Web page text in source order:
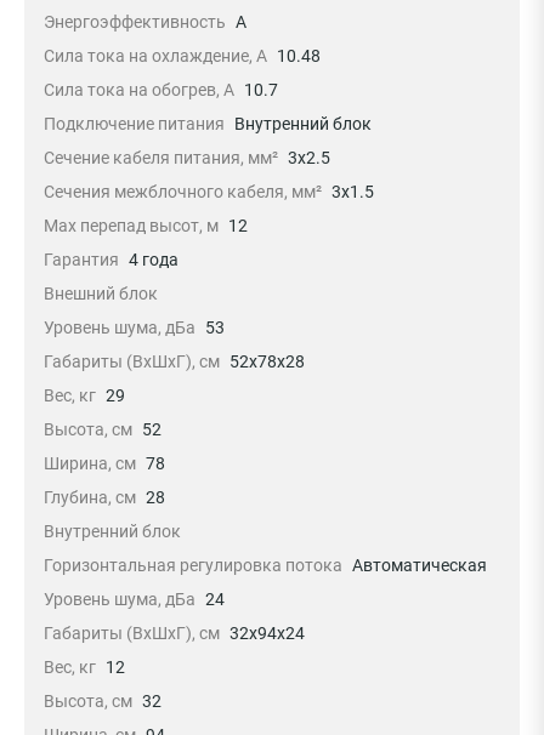
Энергоэффективность A
Сила тока на охлаждение, А 10.48
Сила тока на обогрев, А 10.7
Подключение питания
Внутренний блок
Сечение кабеля питания, мм² 3x2.5
Сечения межблочного кабеля, мм² 3x1.5
Max перепад высот, м 12
Гарантия 4 года
Внешний блок
Уровень шума, дБа
53
Габариты (ВхШхГ), см 52x78x28
Вес, кг 29
Высота, см 52
Ширина, см 78
Глубина, см 28
Внутренний блок
Горизонтальная регулировка потока Автоматическая
Уровень шума, дБа 24
Габариты (ВхШхГ), см 32x94x24
Вес, кг 12
Высота, см 32